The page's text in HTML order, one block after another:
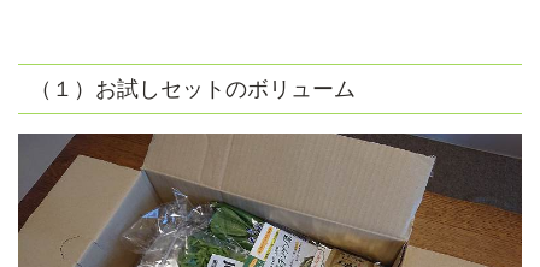
（１）お試しセットのボリューム